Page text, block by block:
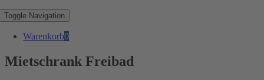
Toggle Navigation
Warenkorb0
Mietschrank Freibad